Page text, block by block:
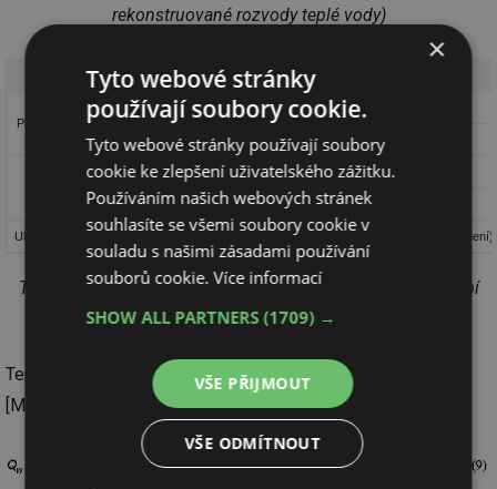
rekonstruované rozvody teplé vody)
Prvek Délková přirážka
Přírubový spoj
neizolovaný 1,0 m tepelně izolovaného potrubí
izolovaný 0,5 m tepelně izolovaného potrubí
neizolovaná 1,6 m tepelně izolovaného potrubí
izolovaná 0,8 m tepelně izolovaného potrubí
Uložení potrubí 10 až 20 % délky tepelně izolovaného potrubí (podle kvality provedení)
Tab. 3) Délkové přirážky na armatury, spoje a uložení potrubí
podle ČSN 75 5455
Tepelná ztráta potrubí po dobu bez cirkulace Q
[MJ/den] se stanoví podle vztahu:
×
Tyto webové stránky
používají soubory cookie.
Tyto webové stránky používají soubory
cookie ke zlepšení uživatelského zážitku.
Používáním našich webových stránek
souhlasíte se všemi soubory cookie v
souladu s našimi zásadami používání
souborů cookie.Více informací
SHOW ALL PARTNERS(1709) →
VŠE PŘIJMOUT
VŠE ODMÍTNOUT